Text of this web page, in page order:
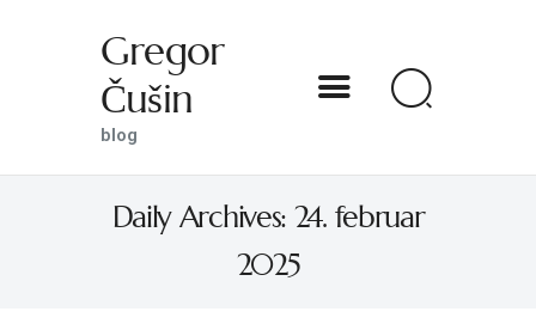
Gregor
Čušin
blog
Daily Archives: 24. februar
2025
DOMOV